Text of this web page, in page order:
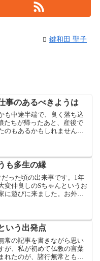
鍵和田 聖子
事のあるべきようは
も中途半端で、良く落ち込
たちが帰ったあと、産後で
のもあるかもしれません
が語った「あるべきよう
言葉です。... ところが、そ
今の私におっしゃっている
的に思ったのです。
も多生の縁
った頃の出来事です。1年
変仲良しのSちゃんというお
に遊びに来ました。お外で
てね！」...
いう出発点
常の記事を書きながら思い
が、私が初めて仏教の言葉
れたのが、諸行無常ともう